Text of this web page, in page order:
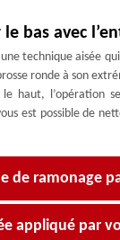
bas avec
technique aisée
ronde à son
haut, l’opération
est possible de
de ramonage
appliqué par